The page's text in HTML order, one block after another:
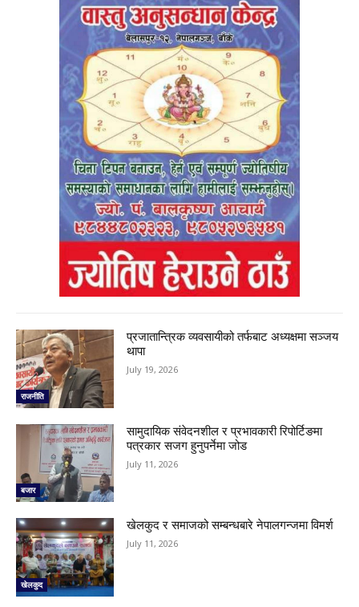
राजनीति
प्रजातान्त्रिक व्यवसायीको तर्फबाट अध्यक्षमा सञ्जय
थापा
July 19, 2026
बजार
सामुदायिक संवेदनशील र प्रभावकारी रिपोर्टिङमा
पत्रकार सजग हुनुपर्नेमा जोड
July 11, 2026
खेलकुद
खेलकुद र समाजको सम्बन्धबारे नेपालगन्जमा विमर्श
July 11, 2026